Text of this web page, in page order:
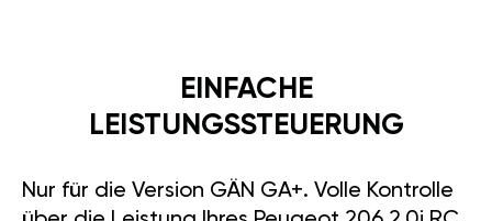
EINFACHE
LEISTUNGSSTEUERUNG
Nur für die Version GÄN GA+. Volle Kontrolle